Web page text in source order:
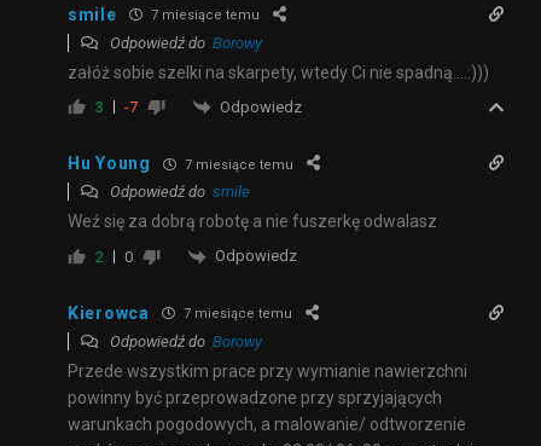
smile 7 miesiące temu
Odpowiedź do Borowy
załóż sobie szelki na skarpety, wtedy Ci nie spadną….:)))
3 -7 Odpowiedz
Hu Young 7 miesiące temu
Odpowiedź do smile
Weź się za dobrą robotę a nie fuszerkę odwalasz
2 0 Odpowiedz
Kierowca 7 miesiące temu
Odpowiedź do Borowy
Przede wszystkim prace przy wymianie nawierzchni
powinny być przeprowadzone przy sprzyjających
warunkach pogodowych, a malowanie/ odtworzenie